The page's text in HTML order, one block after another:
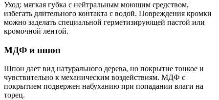
Уход: мягкая губка с нейтральным моющим средством,
избегать длительного контакта с водой. Повреждения кромки
можно заделать специальной герметизирующей пастой или
кромочной лентой.
МДФ и шпон
Шпон дает вид натурального дерева, но покрытие тонкое и
чувствительно к механическим воздействиям. МДФ с
покрытием подвержен набуханию при попадании влаги на
торец.